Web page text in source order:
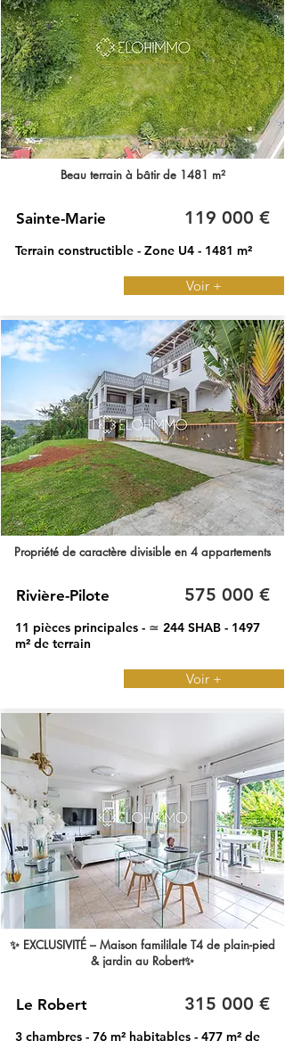
Beau terrain à bâtir de 1481 m²
Sainte-Marie 119 000 €
Terrain constructible - Zone U4 - 1481 m²
Voir +
Propriété de caractère divisible en 4 appartements
Rivière-Pilote 575 000 €
11 pièces principales - ≃ 244 SHAB - 1497
m² de terrain
Voir +
✨ EXCLUSIVITÉ – Maison famililale T4 de plain-pied
& jardin au Robert✨
Le Robert 315 000 €
3 chambres - 76 m² habitables - 477 m² de